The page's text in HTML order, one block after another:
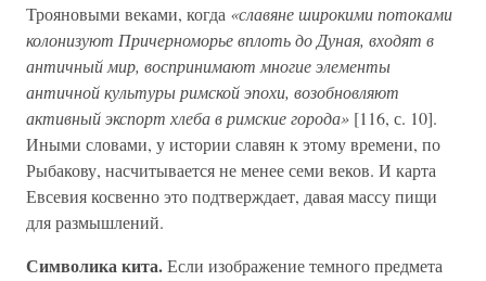
Трояновыми веками, когда «славяне широкими потоками
колонизуют Причерноморье вплоть до Дуная, входят в
античный мир, воспринимают многие элементы
античной культуры римской эпохи, возобновляют
активный экспорт хлеба в римские города» [116, с. 10].
Иными словами, у истории славян к этому времени, по
Рыбакову, насчитывается не менее семи веков. И карта
Евсевия косвенно это подтверждает, давая массу пищи
для размышлений.
Символика кита.Если изображение темного предмета